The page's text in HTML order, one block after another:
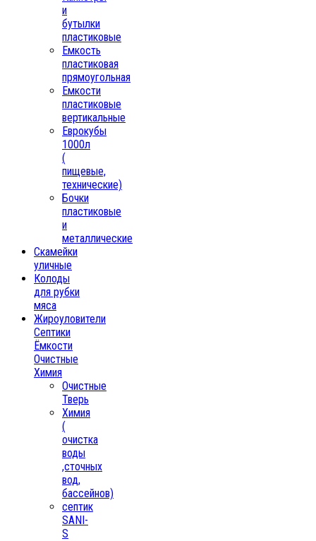
и
бутылки
пластиковые
Емкость
пластиковая
прямоугольная
Емкости
пластиковые
вертикальные
Еврокубы
1000л
(
пищевые,
технические)
Бочки
пластиковые
и
металлические
Скамейки
уличные
Колоды
для рубки
мяса
Жироуловители
Септики
Ёмкости
Очистные
Химия
Очистные
Тверь
Химия
(
очистка
воды
,сточных
вод,
бассейнов)
септик
SANI-
S